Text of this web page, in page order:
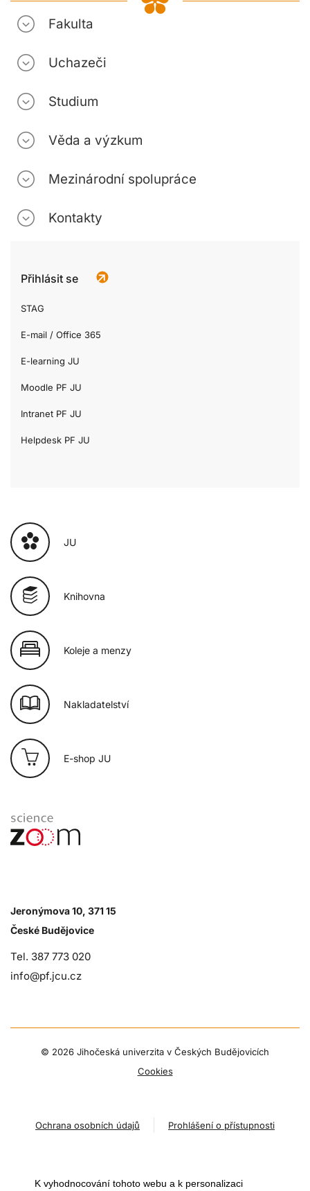
Fakulta
Uchazeči
Studium
Věda a výzkum
Mezinárodní spolupráce
Kontakty
Přihlásit se
STAG
E-mail / Office 365
E-learning JU
Moodle PF JU
Intranet PF JU
Helpdesk PF JU
JU
Knihovna
Koleje a menzy
Nakladatelství
E-shop JU
Jeronýmova 10, 371 15
České Budějovice
Tel. 387 773 020
info@pf.jcu.cz
© 2026 Jihočeská univerzita v Českých Budějovicích
Cookies
Ochrana osobních údajů Prohlášení o přístupnosti
K vyhodnocování tohoto webu a k personalizaci